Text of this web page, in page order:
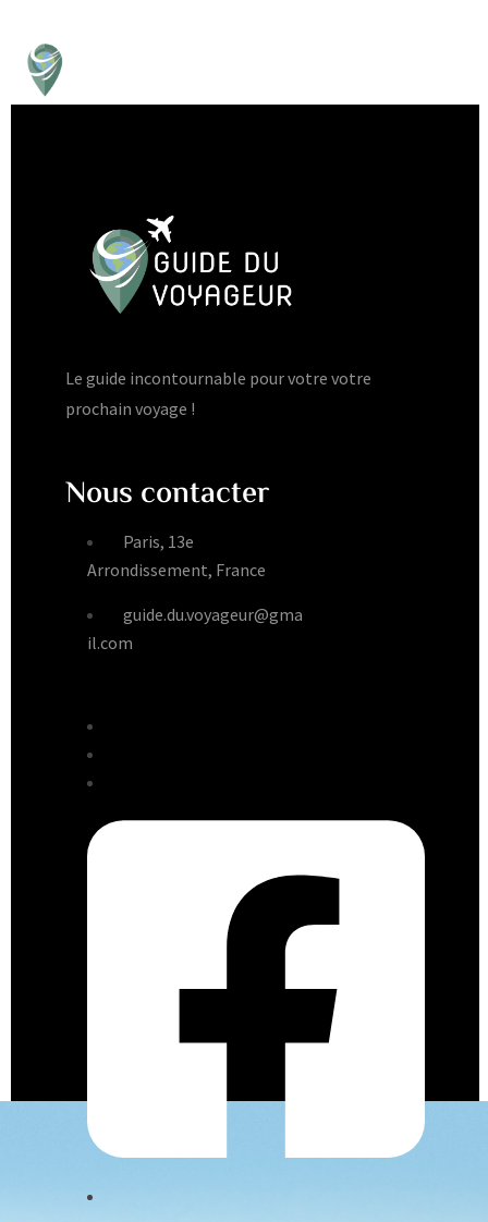
Le guide incontournable pour votre votre
prochain voyage !
Nous contacter
Paris, 13e
Arrondissement, France
guide.du.voyageur@gma
il.com